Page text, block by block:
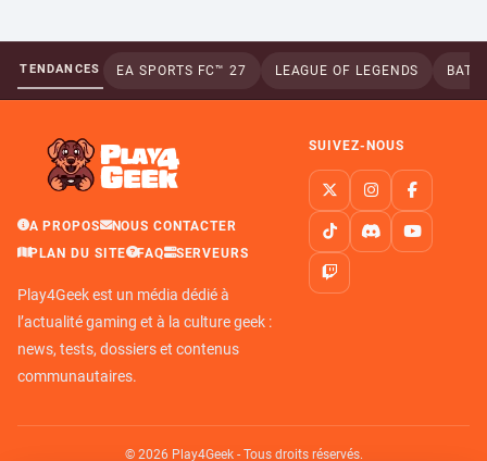
TENDANCES EA SPORTS FC™ 27 LEAGUE OF LEGENDS
A PROPOS
NOUS CONTACTER
PLAN DU SITE
FAQ SERVEURS
Play4Geek est un média dédié à
l’actualité gaming et à la culture geek :
news, tests, dossiers et contenus
communautaires.
SUIVEZ-NOUS
© 2026 Play4Geek - Tous droits réservés.